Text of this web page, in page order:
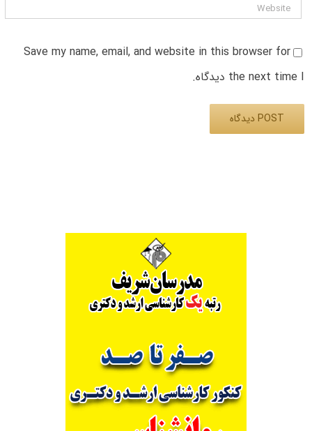
Save my name, email, and website in this browser for
the next time I دیدگاه.